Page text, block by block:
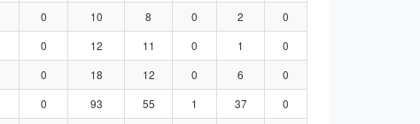
0 10 8 0 2
0
0 12 11 0 1
0
0 18 12 0 6
0
0 93 55 1 37
0